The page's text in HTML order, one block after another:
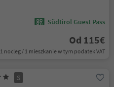
Südtirol Guest Pass
Od 115€
1 nocleg / 1 mieszkanie w tym podatek VAT
S